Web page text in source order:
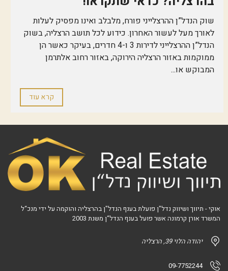
שוק הנדל”ן ההרצלייני פורח, מלבלב ואינו מפסיק לעלות
לאורך מעל לעשור האחרון. כידוע לכל תושב הרצליה, בשוק
הנדל”ן ההרצלייני לדירות 3 ו-4 חדרים, בעיקר כאשר הן
ממוקמות באזור הרצליה הירוקה, באזור רחוב אלתרמן
המבוקש או...
קרא עוד
אוקי - תיווך ושיווק נדל"ן פועלת בענף הנדל"ן בהרצליה והוקמה על ידי מנכ“ל
המשרד אורן קרמונה אשר פועל בענף הנדל“ן משנת 2003
יהודה הלוי 39, הרצליה
09-7752244